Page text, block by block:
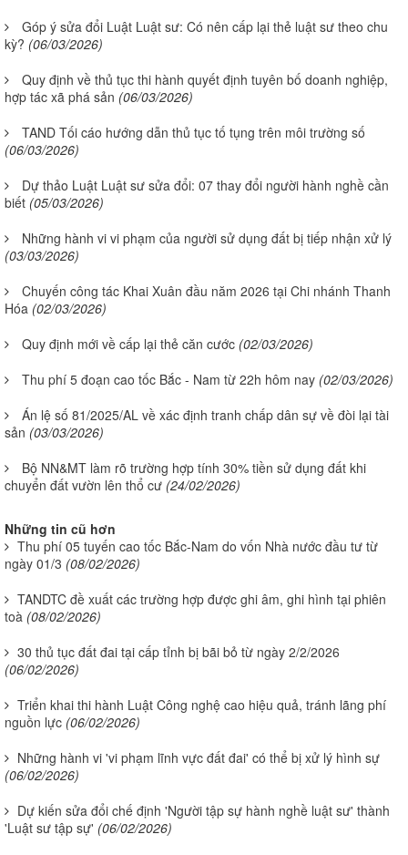
Góp ý sửa đổi Luật Luật sư: Có nên cấp lại thẻ luật sư theo chu
kỳ? (06/03/2026)
Quy định về thủ tục thi hành quyết định tuyên bố doanh nghiệp,
hợp tác xã phá sản (06/03/2026)
TAND Tối cáo hướng dẫn thủ tục tố tụng trên môi trường số
(06/03/2026)
Dự thảo Luật Luật sư sửa đổi: 07 thay đổi người hành nghề cần
biết (05/03/2026)
Những hành vi vi phạm của người sử dụng đất bị tiếp nhận xử lý
(03/03/2026)
Chuyến công tác Khai Xuân đầu năm 2026 tại Chi nhánh Thanh
Hóa (02/03/2026)
Quy định mới về cấp lại thẻ căn cước (02/03/2026)
Thu phí 5 đoạn cao tốc Bắc - Nam từ 22h hôm nay (02/03/2026)
Án lệ số 81/2025/AL về xác định tranh chấp dân sự về đòi lại tài
sản (03/03/2026)
Bộ NN&MT làm rõ trường hợp tính 30% tiền sử dụng đất khi
chuyển đất vườn lên thổ cư (24/02/2026)
Những tin cũ hơn
Thu phí 05 tuyến cao tốc Bắc-Nam do vốn Nhà nước đầu tư từ
ngày 01/3 (08/02/2026)
TANDTC đề xuất các trường hợp được ghi âm, ghi hình tại phiên
toà (08/02/2026)
30 thủ tục đất đai tại cấp tỉnh bị bãi bỏ từ ngày 2/2/2026
(06/02/2026)
Triển khai thi hành Luật Công nghệ cao hiệu quả, tránh lãng phí
nguồn lực (06/02/2026)
Những hành vi 'vi phạm lĩnh vực đất đai' có thể bị xử lý hình sự
(06/02/2026)
Dự kiến sửa đổi chế định 'Người tập sự hành nghề luật sư' thành
'Luật sư tập sự' (06/02/2026)